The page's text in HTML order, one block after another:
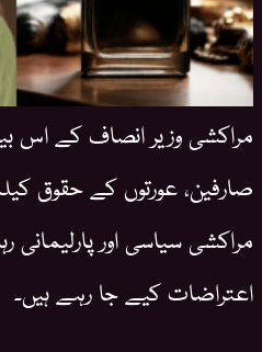
مراکشی وزیر انصاف کے اس
صارفین، عورتوں کے حقوق
مراکشی سیاسی اور
اعتراضات کیے جا رہے ہیں۔